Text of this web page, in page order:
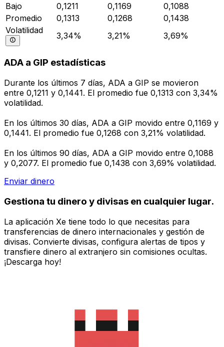
Bajo
0,1211 0,1169
0,1088
Promedio
0,1313 0,1268
0,1438
Volatilidad
3,34% 3,21% 3,69%
ADA a GIP estadísticas
Durante los últimos 7 días, ADA a GIP se movieron
entre 0,1211 y 0,1441. El promedio fue 0,1313 con 3,34%
volatilidad.
En los últimos 30 días, ADA a GIP movido entre 0,1169 y
0,1441. El promedio fue 0,1268 con 3,21% volatilidad.
En los últimos 90 días, ADA a GIP movido entre 0,1088
y 0,2077. El promedio fue 0,1438 con 3,69% volatilidad.
Enviar dinero
Gestiona tu dinero y divisas en cualquier lugar.
La aplicación Xe tiene todo lo que necesitas para
transferencias de dinero internacionales y gestión de
divisas. Convierte divisas, configura alertas de tipos y
transfiere dinero al extranjero sin comisiones ocultas.
¡Descarga hoy!